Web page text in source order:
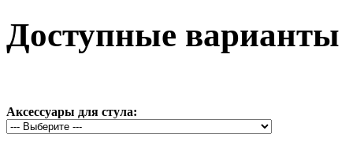
Доступные варианты
Аксессуары для стула: